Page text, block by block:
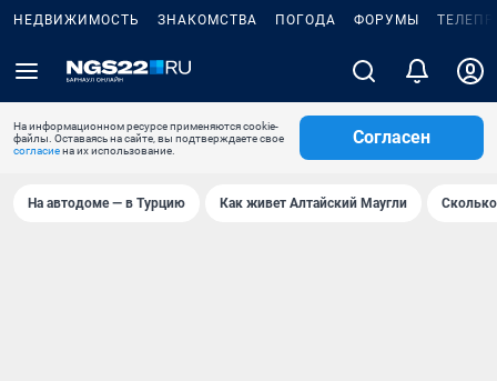
НЕДВИЖИМОСТЬ ЗНАКОМСТВА ПОГОДА ФОРУМЫ
На информационном ресурсе применяются cookie-
файлы. Оставаясь на сайте, вы подтверждаете свое
согласиена их использование.
Согласен
На автодоме — в Турцию Как живет Алтайский Маугли